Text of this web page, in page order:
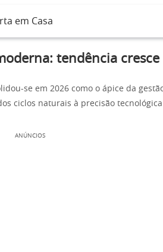
em Casa
tendência cresce
se em 2026 como o ápice da
ciclos naturais à precisão tecnológica
ANÚNCIOS